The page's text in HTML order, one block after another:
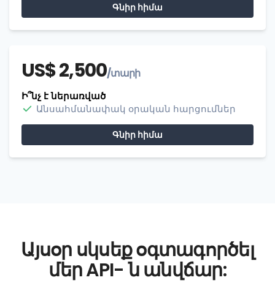
Գնիր հիմա
US$ 2,500/տարի
Ի՞նչ է ներառված
Անսահմանափակ օրական հարցումներ
Գնիր հիմա
Այսօր սկսեք օգտագործել
մեր API- ն անվճար: